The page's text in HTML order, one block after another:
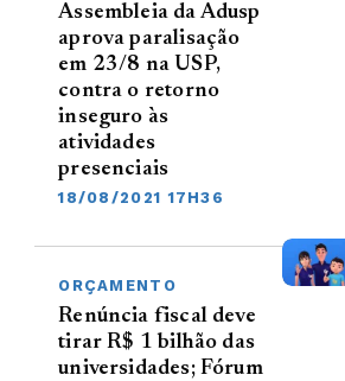
Assembleia da Adusp
aprova paralisação
em 23/8 na USP,
contra o retorno
inseguro às
atividades
presenciais
18/08/2021 17H36
ORÇAMENTO
Renúncia fiscal deve
tirar R$ 1 bilhão das
universidades; Fórum